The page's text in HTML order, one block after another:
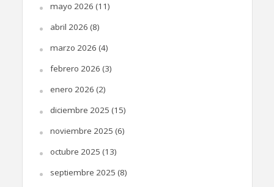
mayo 2026 (11)
abril 2026 (8)
marzo 2026 (4)
febrero 2026 (3)
enero 2026 (2)
diciembre 2025 (15)
noviembre 2025 (6)
octubre 2025 (13)
septiembre 2025 (8)